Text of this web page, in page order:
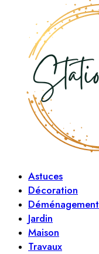
Astuces
Décoration
Déménagement
Jardin
Maison
Travaux